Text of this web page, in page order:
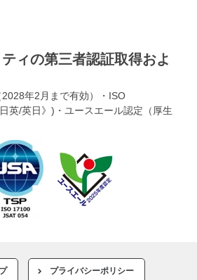
ィの第三者認証取得およ
年2月まで有効）・ISO
英/英日》)・ユースエール認定（厚生
プライバシーポリシー